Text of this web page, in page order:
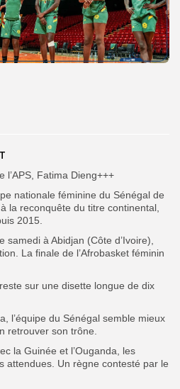
Search
Button
l’APS, Fatima Dieng+++
nationale féminine du Sénégal de
la reconquête du titre continental,
2015.
samedi à Abidjan (Côte d’Ivoire),
La finale de l’Afrobasket féminin
sur une disette longue de dix
l’équipe du Sénégal semble mieux
retrouver son trône.
la Guinée et l’Ouganda, les
attendues. Un règne contesté par le